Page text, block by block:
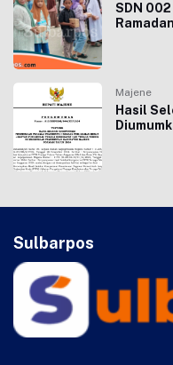
SDN
Majene
Hasil
Sulbarpos